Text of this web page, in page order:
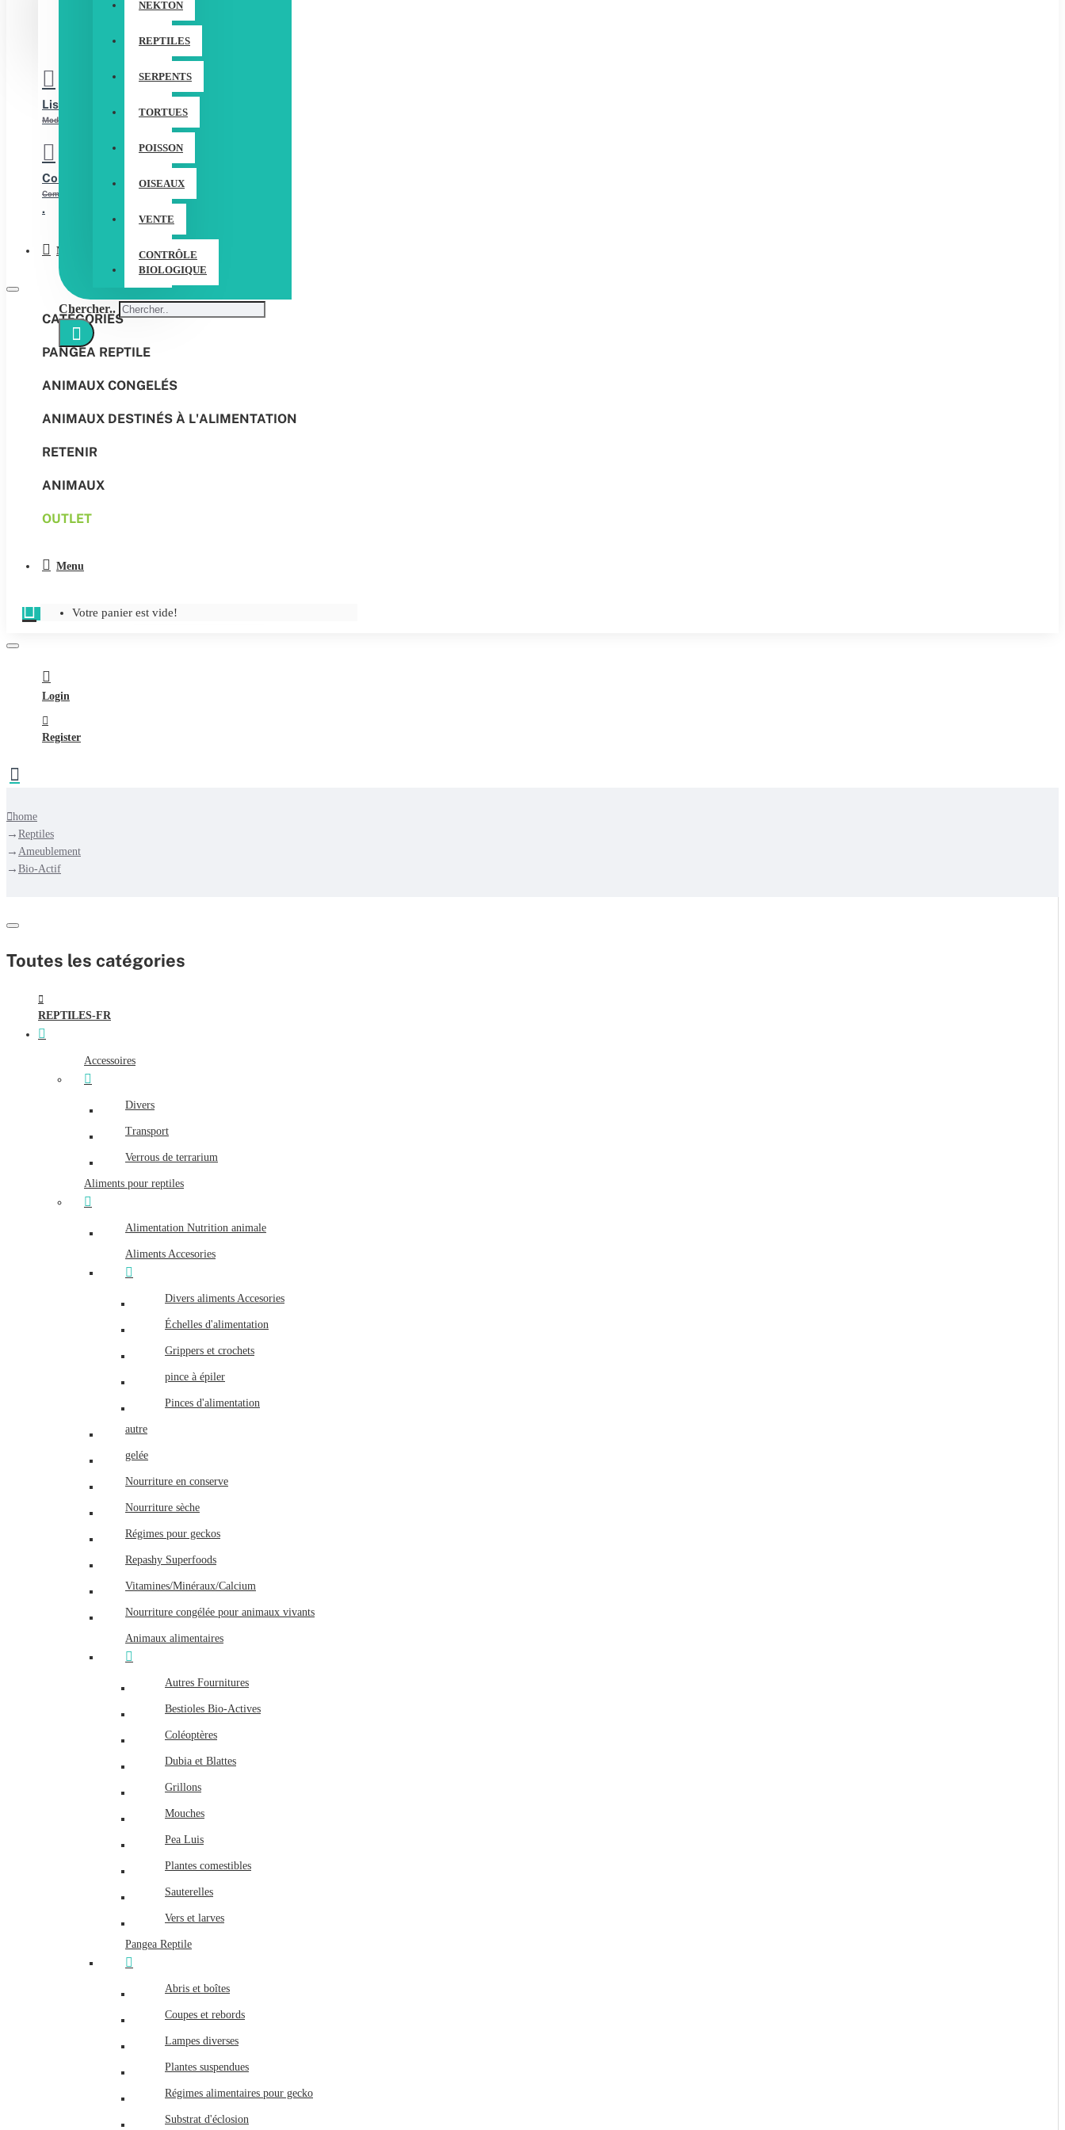
NEKTON
REPTILES
SERPENTS
TORTUES
POISSON
OISEAUX
VENTE
CONTRÔLE
BIOLOGIQUE
Chercher..
ENREGISTREZ-VOUS SUR
Liste de souhaits
Modifier votre liste de souhaits
Comparez
Comparaison de produits
.
Menu
CATÉGORIES
PANGEA REPTILE
ANIMAUX CONGELÉS
ANIMAUX DESTINÉS À L'ALIMENTATION
RETENIR
ANIMAUX
OUTLET
Menu
Votre panier est vide!
Login
Register
home
Reptiles
Ameublement
Bio-Actif
Toutes les catégories
REPTILES-FR
Accessoires
Divers
Transport
Verrous de terrarium
Aliments pour reptiles
Alimentation Nutrition animale
Aliments Accesories
Divers aliments Accesories
Échelles d'alimentation
Grippers et crochets
pince à épiler
Pinces d'alimentation
autre
gelée
Nourriture en conserve
Nourriture sèche
Régimes pour geckos
Repashy Superfoods
Vitamines/Minéraux/Calcium
Nourriture congélée pour animaux vivants
Animaux alimentaires
Autres Fournitures
Bestioles Bio-Actives
Coléoptères
Dubia et Blattes
Grillons
Mouches
Pea Luis
Plantes comestibles
Sauterelles
Vers et larves
Pangea Reptile
Abris et boîtes
Coupes et rebords
Lampes diverses
Plantes suspendues
Régimes alimentaires pour gecko
Substrat d'éclosion